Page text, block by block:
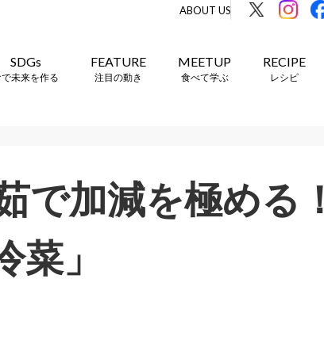
ABOUT US
SDGs
未来を作る
FEATURE
注目の動き
MEETUP
食べて学ぶ
RECIPE
レシピ
で加減を極める！
菜」